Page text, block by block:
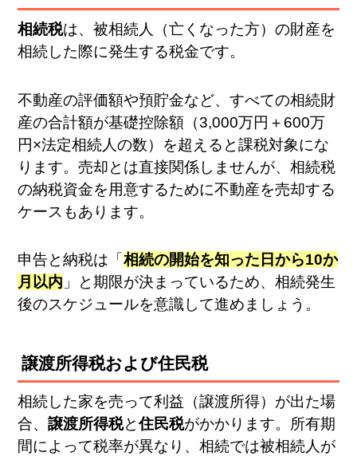
相続税は、被相続人（亡くなった方）の財産を
相続した際に発生する税金です。
不動産の評価額や預貯金など、すべての相続財
産の合計額が基礎控除額（3,000万円＋600万
円×法定相続人の数）を超えると課税対象にな
ります。売却とは直接関係しませんが、相続税
の納税資金を用意するために不動産を売却する
ケースもあります。
申告と納税は「相続の開始を知った日から10か
月以内 」と期限が決まっているため、相続発生
後のスケジュールを意識して進めましょう。
譲渡所得税および住民税
相続した家を売って利益（譲渡所得）が出た場
合、譲渡所得税と住民税がかかります。所有期
間によって税率が異なり、相続では被相続人が